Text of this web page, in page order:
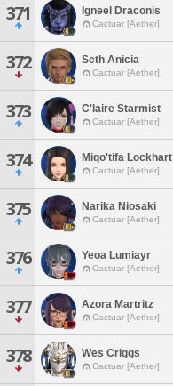
371 Igneel Draconis
Cactuar [Aether]
372 Seth Anicia
Cactuar [Aether]
373 C'laire Starmist
Cactuar [Aether]
374 Miqo'tifa Lockhart
Cactuar [Aether]
375 Narika Niosaki
Cactuar [Aether]
376 Yeoa Lumiayr
Cactuar [Aether]
377 Azora Martritz
Cactuar [Aether]
378 Wes Criggs
Cactuar [Aether]